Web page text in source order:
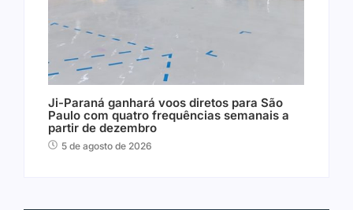
Ji-Paraná ganhará voos diretos para São
Paulo com quatro frequências semanais a
partir de dezembro
5 de agosto de 2026